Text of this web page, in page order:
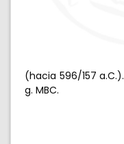
(hacia 596/157
g. MBC.